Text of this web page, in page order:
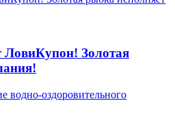
Золотая